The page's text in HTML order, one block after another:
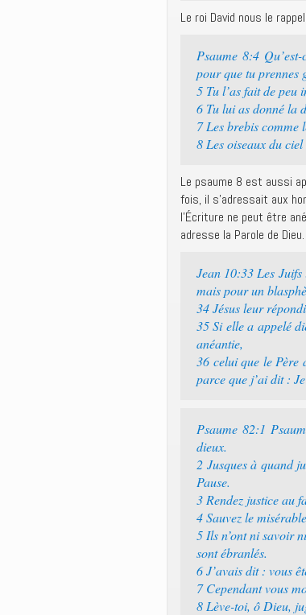
Le roi David nous le
Psaume 8:4
pour que tu prennes
5 Tu l’as fait de peu
6 Tu lui as donné la
7 Les brebis comme
8 Les oiseaux du
Le psaume 8 est aussi
fois, il s’adressait aux
l’Écriture ne peut être
adresse la Parole de Dieu.
Jean 10:33 Les
mais pour un
34 Jésus leur
35 Si elle a appelé
anéantie,
36 celui que le Père
parce que j’ai dit :
Psaume 82:1
dieux.
2 Jusques à quand
Pause.
3 Rendez justice au
4 Sauvez le
5 Ils n’ont ni savoir
sont ébranlés.
6 J’avais dit : vous
7 Cependant vous
8 Lève-toi, ô Dieu,